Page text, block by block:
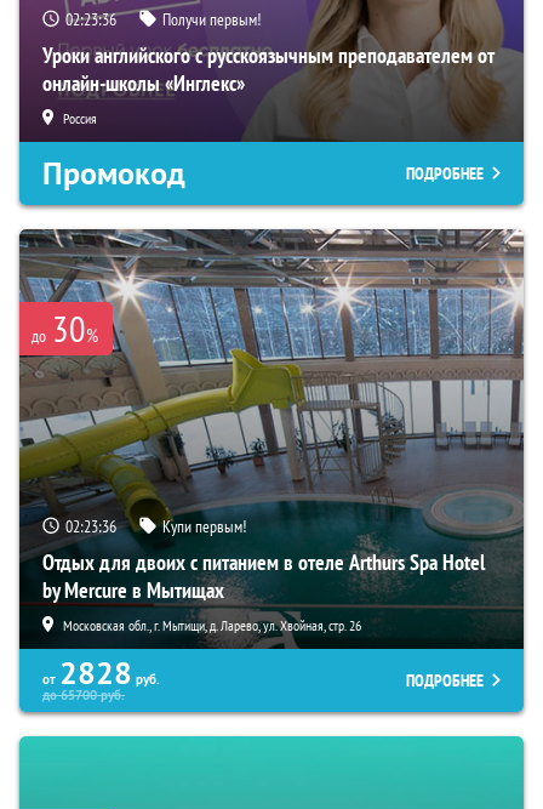
02:23:35 Получи первым!
Уроки английского с русскоязычным преподавателем от
онлайн-школы «Инглекс»
Россия
Промокод ПОДРОБНЕЕ
до 30%
02:23:35 Купи первым!
Отдых для двоих с питанием в отеле Arthurs Spa Hotel
by Mercure в Мытищах
Московская обл., г. Мытищи, д. Ларево, ул. Хвойная, стр. 26
от 2828 руб.
до65700руб.
ПОДРОБНЕЕ